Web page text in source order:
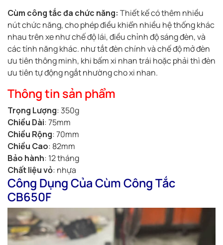
Cùm công tắc đa chức năng: Thiết kế có thêm nhiều
nút chức năng, cho phép điều khiển nhiều hệ thống khác
nhau trên xe như chế độ lái, điều chỉnh độ sáng đèn, và
các tính năng khác. như tắt đèn chính và chế độ mở đèn
ưu tiên thông minh, khi bấm xi nhan trái hoặc phải thì đèn
ưu tiên tự động ngắt nhường cho xi nhan.
Thông tin sản phẩm
Trọng Lượng: 350g
Chiều Dài: 75mm
Chiều Rộng: 70mm
Chiều Cao: 82mm
Bảo hành: 12 tháng
Chất liệu vỏ: nhựa
Công Dụng Của Cùm Công Tắc
CB650F